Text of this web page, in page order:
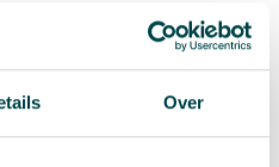
Over